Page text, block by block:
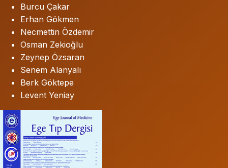
Burcu Çakar
Erhan Gökmen
Necmettin Özdemir
Osman Zekioğlu
Zeynep Özsaran
Senem Alanyalı
Berk Göktepe
Levent Yeniay